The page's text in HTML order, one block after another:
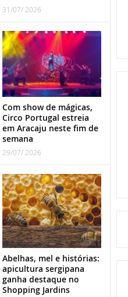
31/07/ 2026
Com show de mágicas,
Circo Portugal estreia
em Aracaju neste fim de
semana
29/07/ 2026
Abelhas, mel e histórias:
apicultura sergipana
ganha destaque no
Shopping Jardins